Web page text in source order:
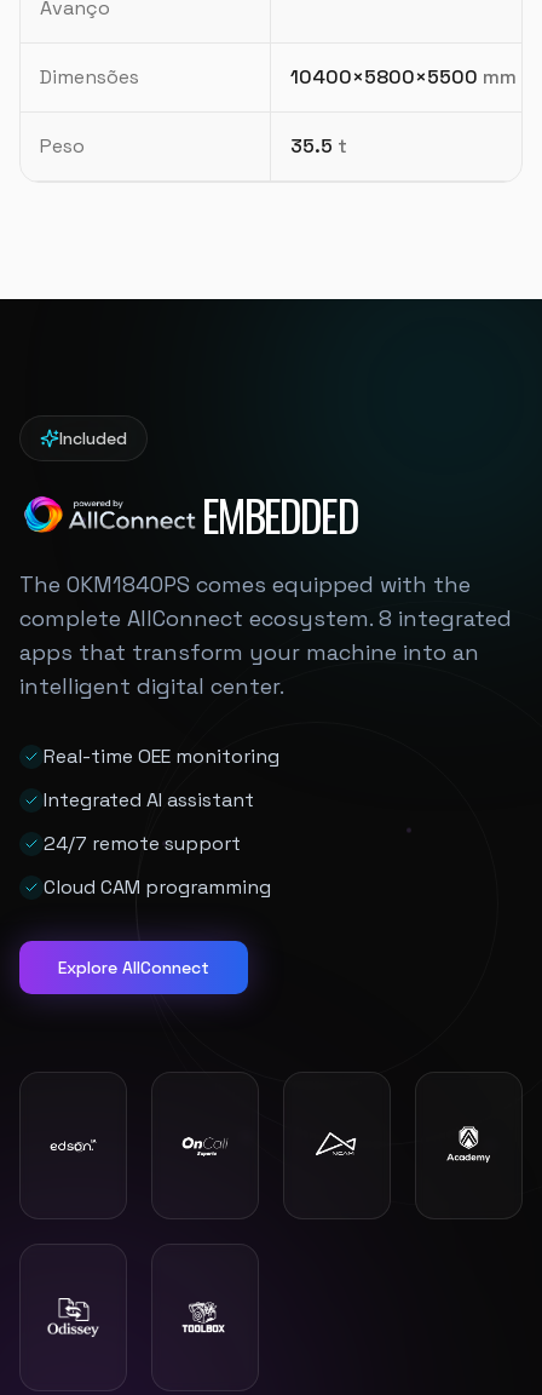
Avanço
Dimensões 10400×5800×5500 mm
Peso 35.5 t
Included
EMBEDDED
The OKM1840PS comes equipped with the
complete AllConnect ecosystem. 8 integrated
apps that transform your machine into an
intelligent digital center.
Real-time OEE monitoring
Integrated AI assistant
24/7 remote support
Cloud CAM programming
Explore AllConnect
Eu recomendaria muito, a Alltech acreditou na Delta.
DELTA CSM
O técnico foi muito bom e muito atencioso.